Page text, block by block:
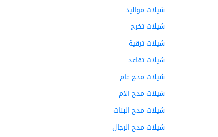
شيلات مواليد
شيلات تخرج
شيلات ترقية
شيلات تقاعد
شيلات مدح عام
شيلات مدح الام
شيلات مدح البنات
شيلات مدح الرجال